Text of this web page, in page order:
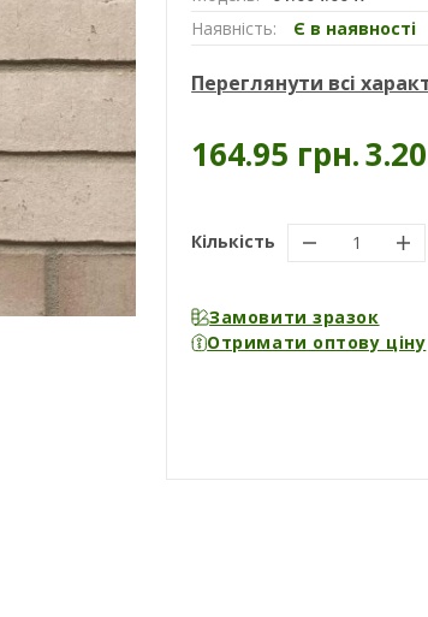
підвіконник
Наявність:
Є в наявності
Переглянути всі
164.95 грн.3.20
Кількість
Замовити зразок
Отримати оптову ціну